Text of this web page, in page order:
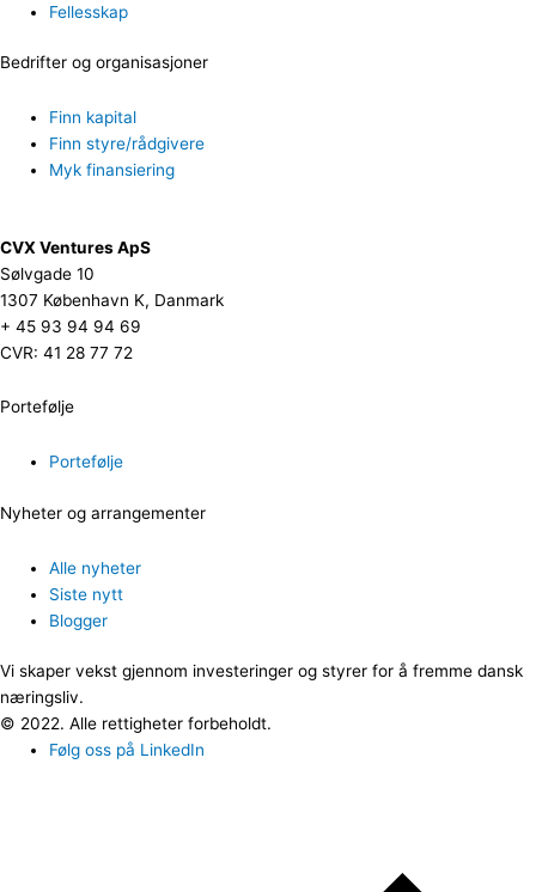
Fellesskap
Bedrifter og organisasjoner
Finn kapital
Finn styre/rådgivere
Myk finansiering
CVX Ventures ApS
Sølvgade 10
1307 København K, Danmark
+ 45 93 94 94 69
CVR: 41 28 77 72
Portefølje
Portefølje
Nyheter og arrangementer
Alle nyheter
Siste nytt
Blogger
Vi skaper vekst gjennom investeringer og styrer for å fremme dansk
næringsliv.
© 2022. Alle rettigheter forbeholdt.
Følg oss på LinkedIn